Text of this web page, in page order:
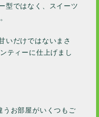
型ではなく、スイーツ
いだけではないまさ
ティーに仕上げまし
うお部屋がいくつもご